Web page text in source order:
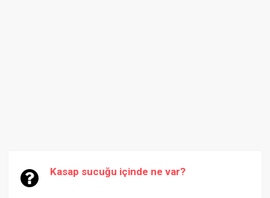
Kasap sucuğu içinde ne var?